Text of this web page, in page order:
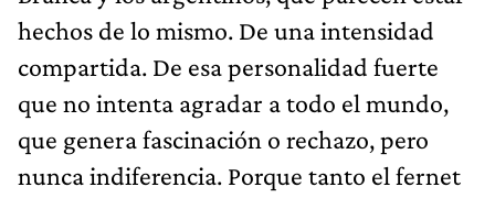
hechos de lo mismo. De una intensidad
compartida. De esa personalidad fuerte
que no intenta agradar a todo el mundo,
que genera fascinación o rechazo, pero
nunca indiferencia. Porque tanto el fernet